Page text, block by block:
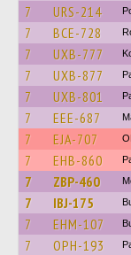
7 URS-214
7 BCE-728
7 UXB-777
7 UXB-877
7 UXB-801
7 EEE-687
7 EJA-707
7 EHB-860
7 ZBP-460
7 IBJ-175
7 EHM-107
7 OPH-193